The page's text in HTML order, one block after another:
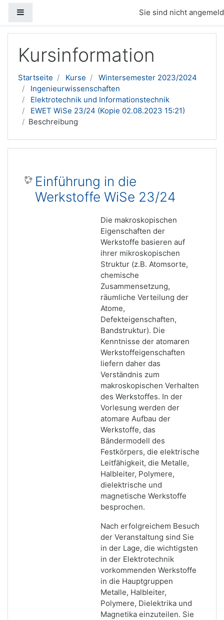
Sie sind nicht
Kursinformation
Startseite Kurse
Wintersemester 2023/2024
Ingenieurwissenschaften
Elektrotechnik und Informationstechnik
EWET WiSe 23/24 (Kopie 02.08.2023 15:21)
Beschreibung
Einführung in die
Werkstoffe WiSe 23/24
Die makroskopischen
Eigenschaften der
Werkstoffe basieren auf
ihrer mikroskopischen
Struktur (z.B. Atomsorte,
chemische
Zusammensetzung,
räumliche Verteilung der
Atome,
Defekteigenschaften,
Bandstruktur). Die
Kenntnisse der atomaren
Werkstoffeigenschaften
liefern daher das
Verständnis zum
makroskopischen Verhalten
des Werkstoffes. In der
Vorlesung werden der
atomare Aufbau der
Werkstoffe, das
Bändermodell des
Festkörpers, die elektrische
Leitfähigkeit, die Metalle,
Halbleiter, Polymere,
dielektrische und
magnetische Werkstoffe
besprochen.
Nach erfolgreichem Besuch
der Veranstaltung sind Sie
in der Lage, die wichtigsten
in der Elektrotechnik
vorkommenden Werkstoffe
in die Hauptgruppen
Metalle, Halbleiter,
Polymere, Dielektrika und
Magnetika einzuteilen. Sie